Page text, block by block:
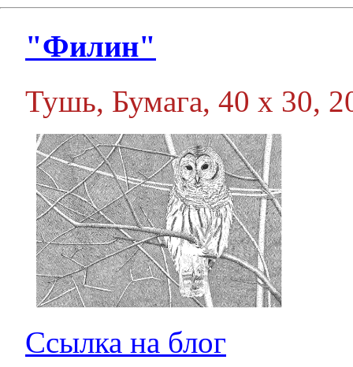
"Филин"
Тушь, Бумага, 40 х 30,
Ссылка на блог